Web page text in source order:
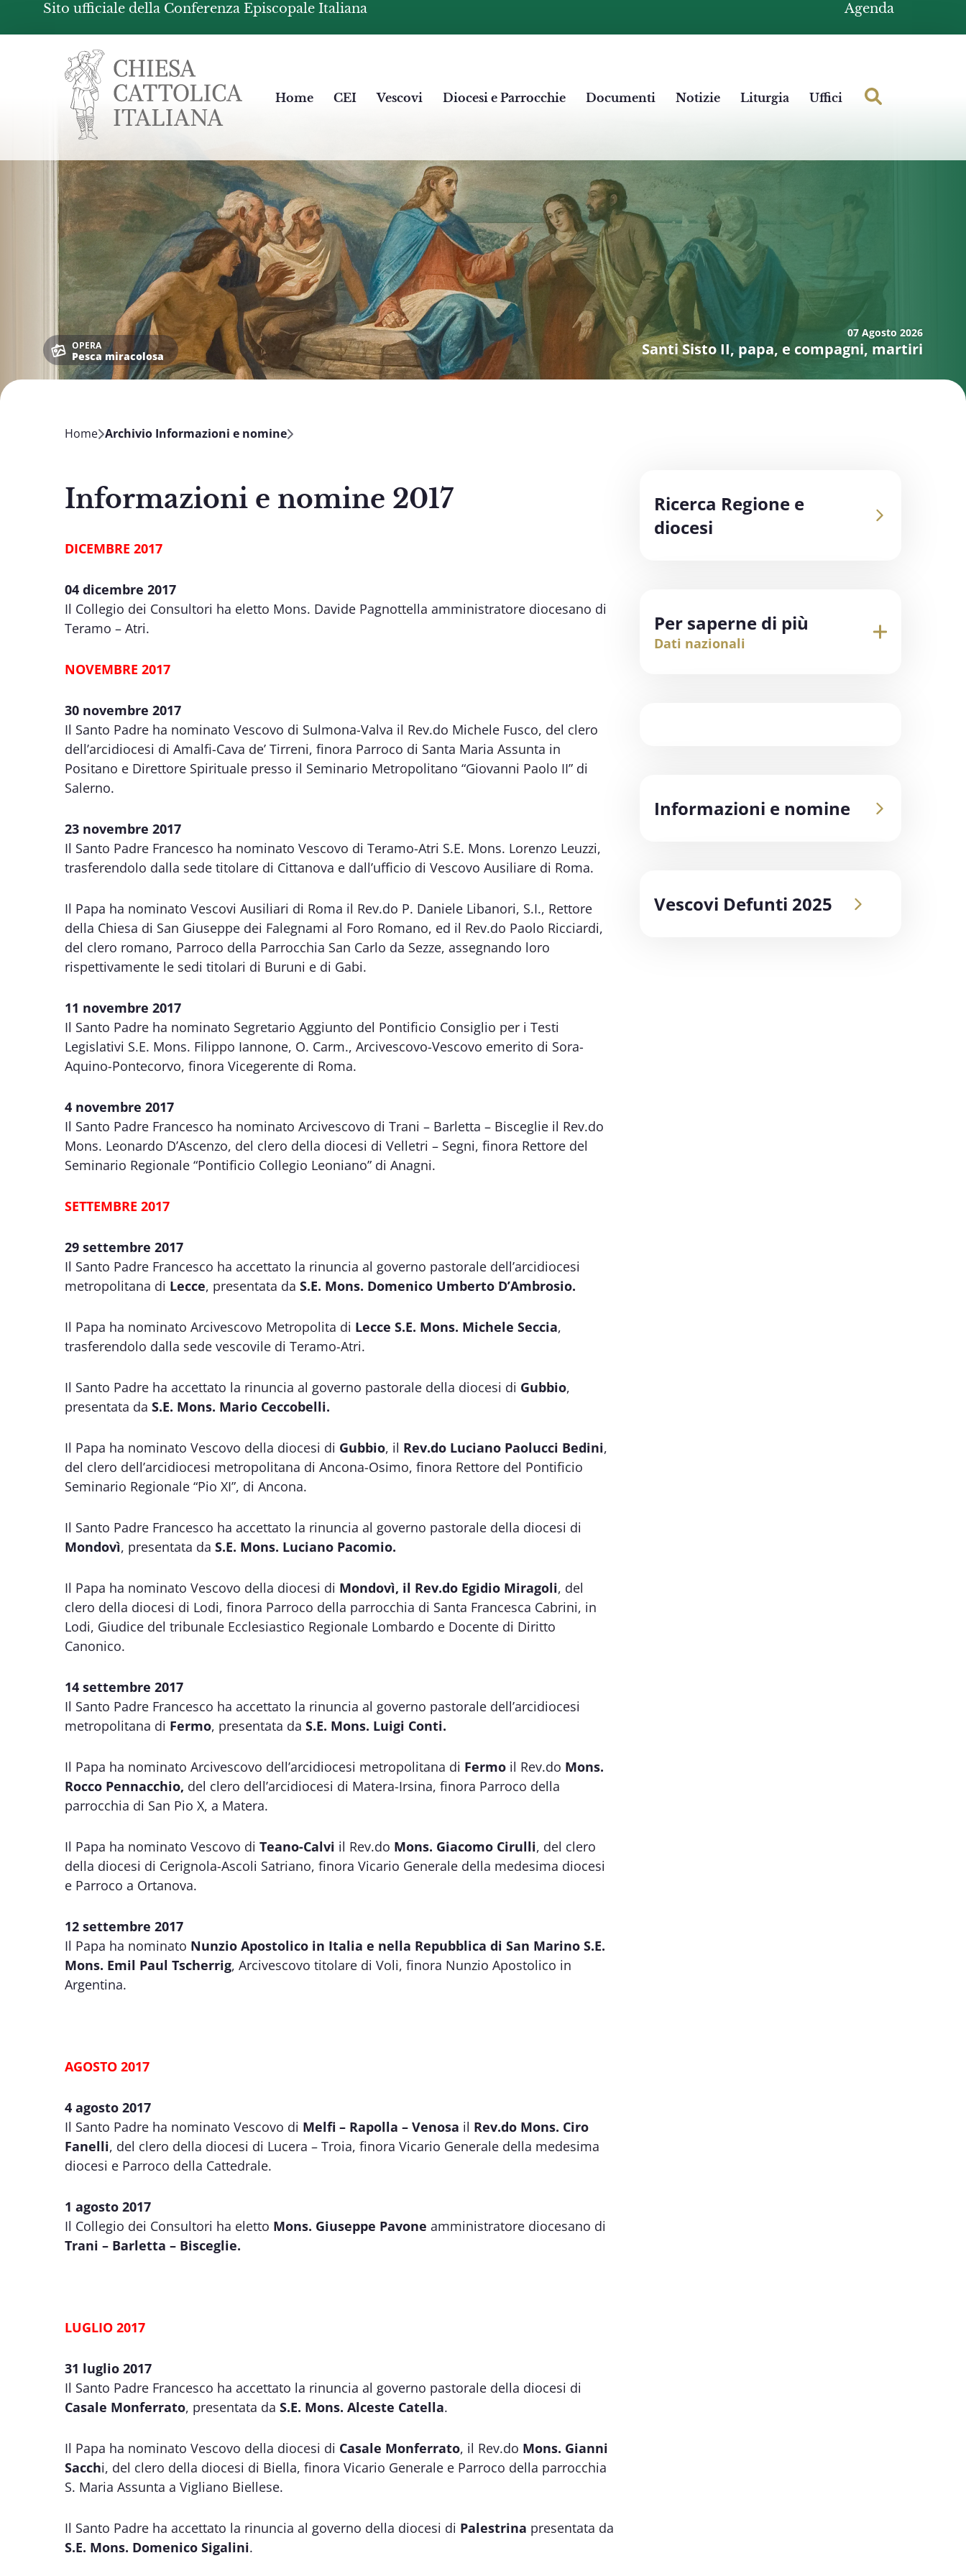
Sito ufficiale della Conferenza Episcopale Italiana Agenda
Chiesacattolica.it
Home CEI Vescovi Diocesi e Parrocchie Documenti Notizie Liturgia Uffici
07 Agosto 2026
Santi Sisto II, papa, e compagni, martiri
OPERA
Pesca miracolosa
Home Archivio Informazioni e nomine
Informazioni e nomine 2017
DICEMBRE 2017
04 dicembre 2017
Il Collegio dei Consultori ha eletto Mons. Davide Pagnottella amministratore diocesano di
Teramo – Atri.
NOVEMBRE 2017
30 novembre 2017
Il Santo Padre ha nominato Vescovo di Sulmona-Valva il Rev.do Michele Fusco, del clero
dell’arcidiocesi di Amalfi-Cava de’ Tirreni, finora Parroco di Santa Maria Assunta in
Positano e Direttore Spirituale presso il Seminario Metropolitano “Giovanni Paolo II” di
Salerno.
23 novembre 2017
Il Santo Padre Francesco ha nominato Vescovo di Teramo-Atri S.E. Mons. Lorenzo Leuzzi,
trasferendolo dalla sede titolare di Cittanova e dall’ufficio di Vescovo Ausiliare di Roma.
Il Papa ha nominato Vescovi Ausiliari di Roma il Rev.do P. Daniele Libanori, S.I., Rettore
della Chiesa di San Giuseppe dei Falegnami al Foro Romano, ed il Rev.do Paolo Ricciardi,
del clero romano, Parroco della Parrocchia San Carlo da Sezze, assegnando loro
rispettivamente le sedi titolari di Buruni e di Gabi.
11 novembre 2017
Il Santo Padre ha nominato Segretario Aggiunto del Pontificio Consiglio per i Testi
Legislativi S.E. Mons. Filippo Iannone, O. Carm., Arcivescovo-Vescovo emerito di Sora-
Aquino-Pontecorvo, finora Vicegerente di Roma.
4 novembre 2017
Il Santo Padre Francesco ha nominato Arcivescovo di Trani – Barletta – Bisceglie il Rev.do
Mons. Leonardo D’Ascenzo, del clero della diocesi di Velletri – Segni, finora Rettore del
Seminario Regionale “Pontificio Collegio Leoniano” di Anagni.
SETTEMBRE 2017
29 settembre 2017
Il Santo Padre Francesco ha accettato la rinuncia al governo pastorale dell’arcidiocesi
metropolitana di Lecce, presentata da S.E. Mons. Domenico Umberto D’Ambrosio.
Il Papa ha nominato Arcivescovo Metropolita di Lecce S.E. Mons. Michele Seccia,
trasferendolo dalla sede vescovile di Teramo-Atri.
Il Santo Padre ha accettato la rinuncia al governo pastorale della diocesi di Gubbio,
presentata da S.E. Mons. Mario Ceccobelli.
Il Papa ha nominato Vescovo della diocesi di Gubbio, il Rev.do Luciano Paolucci Bedini,
del clero dell’arcidiocesi metropolitana di Ancona-Osimo, finora Rettore del Pontificio
Seminario Regionale “Pio XI”, di Ancona.
Il Santo Padre Francesco ha accettato la rinuncia al governo pastorale della diocesi di
Mondovì, presentata da S.E. Mons. Luciano Pacomio.
Il Papa ha nominato Vescovo della diocesi di Mondovì, il Rev.do Egidio Miragoli, del
clero della diocesi di Lodi, finora Parroco della parrocchia di Santa Francesca Cabrini, in
Lodi, Giudice del tribunale Ecclesiastico Regionale Lombardo e Docente di Diritto
Canonico.
14 settembre 2017
Il Santo Padre Francesco ha accettato la rinuncia al governo pastorale dell’arcidiocesi
metropolitana di Fermo, presentata da S.E. Mons. Luigi Conti.
Il Papa ha nominato Arcivescovo dell’arcidiocesi metropolitana di Fermo il Rev.do Mons.
Rocco Pennacchio, del clero dell’arcidiocesi di Matera-Irsina, finora Parroco della
parrocchia di San Pio X, a Matera.
Il Papa ha nominato Vescovo di Teano-Calvi il Rev.do Mons. Giacomo Cirulli, del clero
della diocesi di Cerignola-Ascoli Satriano, finora Vicario Generale della medesima diocesi
e Parroco a Ortanova.
12 settembre 2017
Il Papa ha nominato Nunzio Apostolico in Italia e nella Repubblica di San Marino S.E.
Mons. Emil Paul Tscherrig, Arcivescovo titolare di Voli, finora Nunzio Apostolico in
Argentina.
​AGOSTO 2017
4 agosto 2017
Il Santo Padre ha nominato Vescovo di Melfi – Rapolla – Venosa il Rev.do Mons. Ciro
Fanelli, del clero della diocesi di Lucera – Troia, finora Vicario Generale della medesima
diocesi e Parroco della Cattedrale.
1 agosto 2017
Il Collegio dei Consultori ha eletto Mons. Giuseppe Pavone amministratore diocesano di
Trani – Barletta – Bisceglie.
LUGLIO 2017
31 luglio 2017
Il Santo Padre Francesco ha accettato la rinuncia al governo pastorale della diocesi di
Casale Monferrato, presentata da S.E. Mons. Alceste Catella.
Il Papa ha nominato Vescovo della diocesi di Casale Monferrato, il Rev.do Mons. Gianni
Sacchi, del clero della diocesi di Biella, finora Vicario Generale e Parroco della parrocchia
S. Maria Assunta a Vigliano Biellese.
Il Santo Padre ha accettato la rinuncia al governo della diocesi di Palestrina presentata da
S.E. Mons. Domenico Sigalini.
Ricerca Regione e
diocesi
Per saperne di più
Dati nazionali
Informazioni e nomine
Vescovi Defunti 2025